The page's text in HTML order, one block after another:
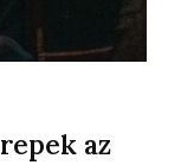
az